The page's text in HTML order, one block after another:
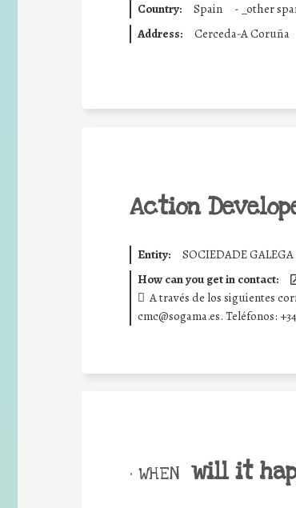
Country: Spain - _other
Address:
Cerceda-A Coruña
Action
Entity: SOCIEDADE
How can you get in contact:
A través de los siguientes
cmc@sogama.es. Teléfonos:
• WHEN will it